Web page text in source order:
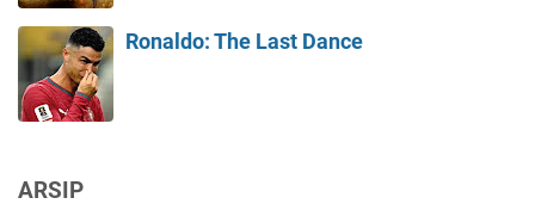
Ronaldo: The Last Dance
ARSIP